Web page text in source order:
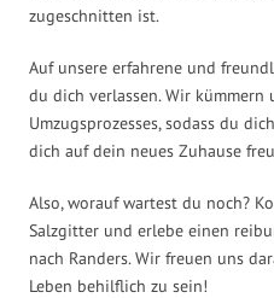
zugeschnitten ist.
Auf unsere erfahrene und
du dich verlassen. Wir kümmern
Umzugsprozesses, sodass du
dich auf dein neues Zuhause
Also, worauf wartest du noch?
Salzgitter und erlebe einen
nach Randers. Wir freuen uns
Leben behilflich zu sein!